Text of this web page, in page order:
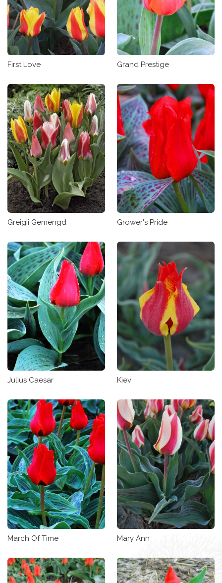
First Love Grand Prestige
Greigii Gemengd Grower's Pride
Julius Caesar Kiev
March Of Time Mary Ann